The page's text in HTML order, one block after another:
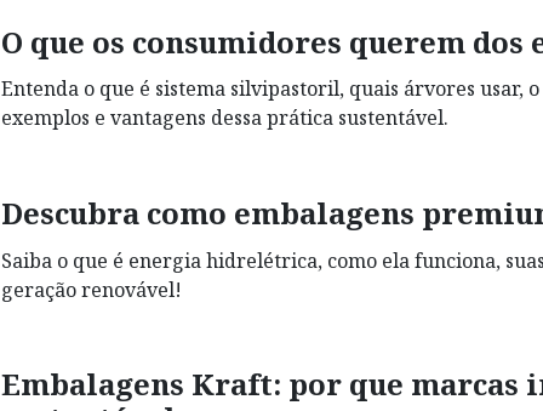
O que os consumidores querem
Entenda o que é sistema silvipastoril, quais árvores usar,
exemplos e vantagens dessa prática sustentável.
Descubra como embalagens
Saiba o que é energia hidrelétrica, como ela funciona,
geração renovável!
Embalagens Kraft: por que marcas